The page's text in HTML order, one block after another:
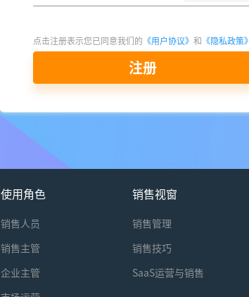
点击注册表示您已同意我们的 《用户协议》 和 《隐私政策》
注册
使用角色
销售人员
销售主管
企业主管
销售视窗
销售管理
销售技巧
SaaS运营与销售